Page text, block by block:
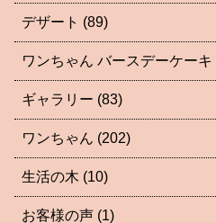
デザート (89)
ワンちゃん バースデーケーキ
ギャラリー (83)
ワンちゃん (202)
生活の木 (10)
お客様の声 (1)